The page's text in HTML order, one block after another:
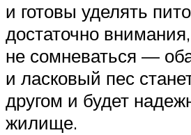
и готовы уделять
достаточно
не сомневаться —
и ласковый пес
другом и будет
жилище.